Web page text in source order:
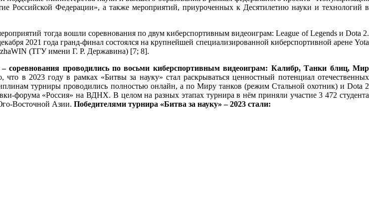
Российской Федерации», а также мероприятий, приуроченных к Десятилетию науки и технологий в
тогда вошли соревнования по двум киберспортивным видеоиграм: League of Legends и Dota 2.
2021 года гранд-финал состоялся на крупнейшей специализированной киберспортивной арене Yota
(ТГУ имени Г. Р. Державина) [7; 8].
соревнования проводились по восьми киберспортивным видеоиграм: Калибр, Танки блиц, Мир
что в 2023 году в рамках «Битвы за науку» стал раскрываться ценностный потенциал отечественных
турниры проводились полностью онлайн, а по Миру танков (режим Стальной охотник) и Dota 2
форума «Россия» на ВДНХ. В целом на разных этапах турнира в нём приняли участие 3 472 студента
Восточной Азии. Победителями турнира «Битва за науку» – 2023 стали: